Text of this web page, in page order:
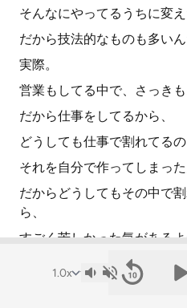
そんなにやってるうちに変え
だから技法的なものも多いん
実際。
営業もしてる中で、さっきも
だから仕事をしてるから、
どうしても仕事で割れてる
それを自分で作ってしまった
だからどうしてもその中で
ら、
すごく苦しかった気がある
仕事だから。
仕事っていうものは、